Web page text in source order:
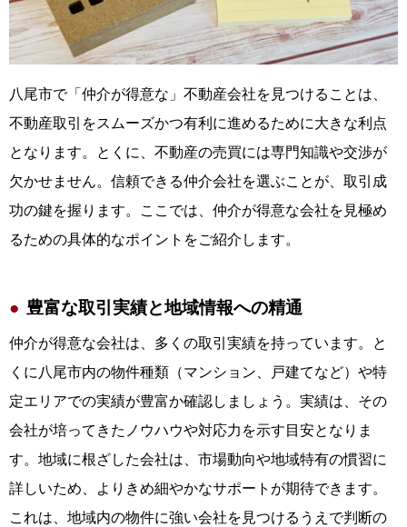
八尾市で「仲介が得意な」不動産会社を見つけることは、
不動産取引をスムーズかつ有利に進めるために大きな利点
となります。とくに、不動産の売買には専門知識や交渉が
欠かせません。信頼できる仲介会社を選ぶことが、取引成
功の鍵を握ります。ここでは、仲介が得意な会社を見極め
るための具体的なポイントをご紹介します。
豊富な取引実績と地域情報への精通
仲介が得意な会社は、多くの取引実績を持っています。と
くに八尾市内の物件種類（マンション、戸建てなど）や特
定エリアでの実績が豊富か確認しましょう。実績は、その
会社が培ってきたノウハウや対応力を示す目安となりま
す。地域に根ざした会社は、市場動向や地域特有の慣習に
詳しいため、よりきめ細やかなサポートが期待できます。
これは、地域内の物件に強い会社を見つけるうえで判断の